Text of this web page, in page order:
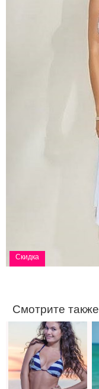
Скидка
Смотрите также
купальник